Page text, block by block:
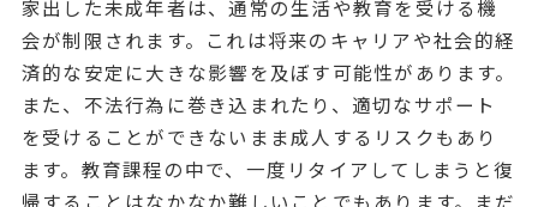
家出した未成年者は、通常の生活や教育を受ける機
会が制限されます。これは将来のキャリアや社会的経
済的な安定に大きな影響を及ぼす可能性があります。
また、不法行為に巻き込まれたり、適切なサポート
を受けることができないまま成人するリスクもあり
ます。教育課程の中で、一度リタイアしてしまうと復
帰することはなかなか難しいことでもあります。まだ